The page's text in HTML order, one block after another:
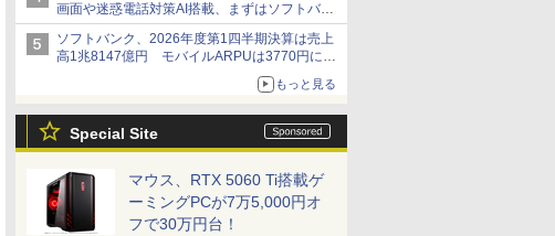
画面や迷惑電話対策AI搭載、まずはソフトバン
クの法人向け
ソフトバンク、2026年度第1四半期決算は売上
高1兆8147億円 モバイルARPUは3770円に上
もっと見る
Special Site
マウス、RTX 5060 Ti搭載ゲ
ーミングPCが7万5,000円オ
フで30万円台！